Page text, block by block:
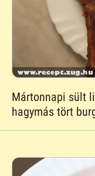
Mártonnapi sült
hagymás tört